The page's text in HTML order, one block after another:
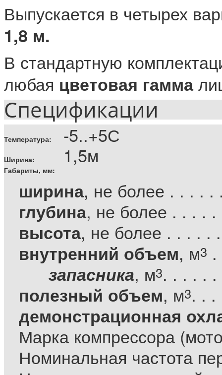
Выпускается в четырех
1,8 м.
В стандартную
любая цветовая гамма
Спецификации
Температура: -5..+5С
Ширина: 1,5м
Габариты, мм:
ширина, не более . . . .
глубина, не более . . . .
высота, не более . . . . .
внутренний объем, м3
запасника, м3. . . . .
полезный объем, м3. .
демонстрационная
Марка компрессора
Номинальная частота